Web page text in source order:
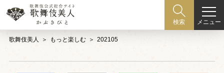
検索 メニュー
歌舞伎美人 もっと楽しむ 202105